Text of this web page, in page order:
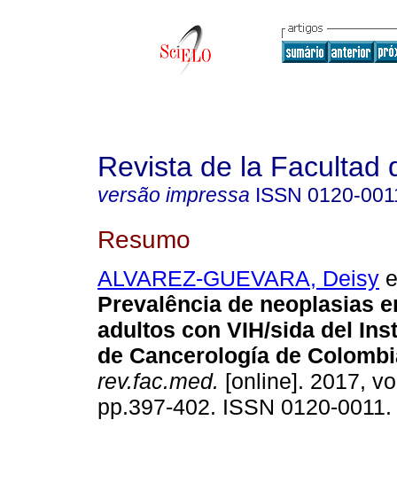
Revista de la Facultad
versão impressa ISSN 0120-
Resumo
ALVAREZ-GUEVARA, Deisy
Prevalência de neoplasias
adultos con VIH/sida del
de Cancerología de
rev.fac.med. [online]. 2017,
pp.397-402. ISSN 0120-0011.